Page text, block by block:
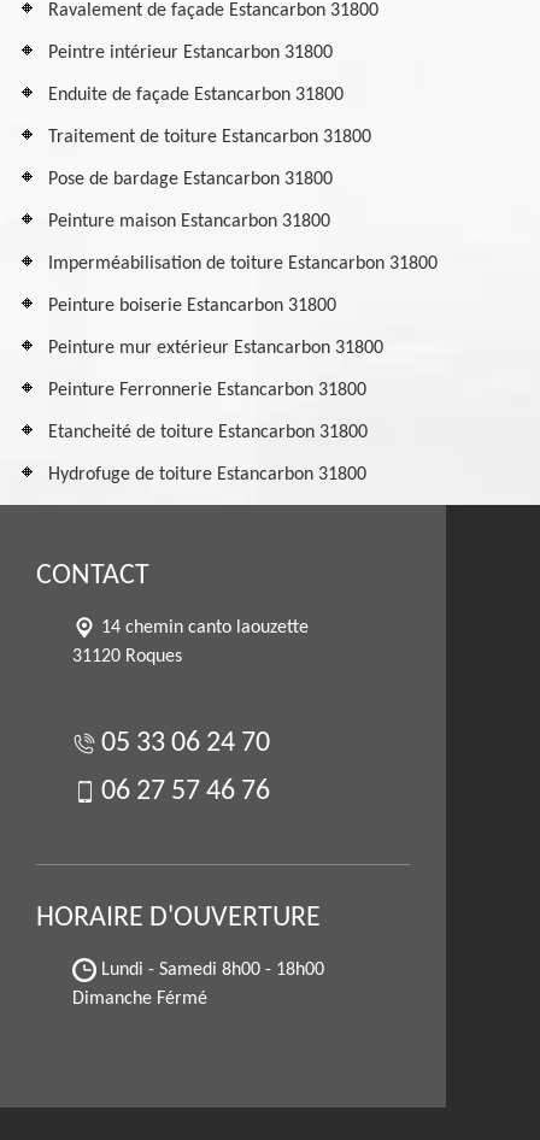
Ravalement de façade Estancarbon 31800
Peintre intérieur Estancarbon 31800
Enduite de façade Estancarbon 31800
Traitement de toiture Estancarbon 31800
Pose de bardage Estancarbon 31800
Peinture maison Estancarbon 31800
Imperméabilisation de toiture Estancarbon 31800
Peinture boiserie Estancarbon 31800
Peinture mur extérieur Estancarbon 31800
Peinture Ferronnerie Estancarbon 31800
Etancheité de toiture Estancarbon 31800
Hydrofuge de toiture Estancarbon 31800
CONTACT
14 chemin canto laouzette
31120 Roques
05 33 06 24 70
06 27 57 46 76
HORAIRE D'OUVERTURE
Lundi - Samedi 8h00 - 18h00
Dimanche Férmé